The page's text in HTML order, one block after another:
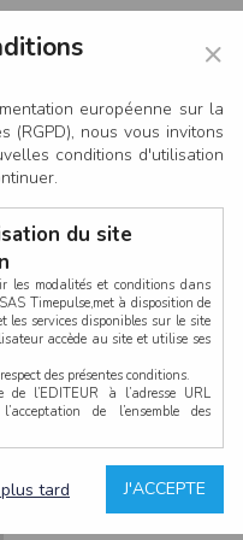
×
européenne sur la
(RGPD), nous vous invitons
conditions d'utilisation
du site
les modalités et conditions dans
Timepulse,met à disposition de
les services disponibles sur le site
accède au site et utilise ses
des présentes conditions.
l’EDITEUR à l’adresse URL
de l’ensemble des
par quelque procédé que ce
Fourcherot Mickael et/ou de ses
J'ACCEPTE
tard